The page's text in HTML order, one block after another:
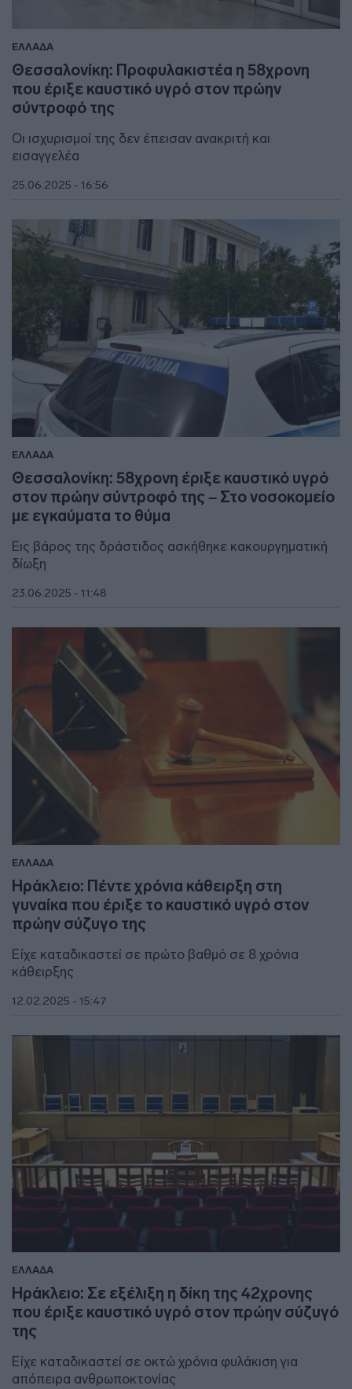
ΕΛΛΑΔΑ
Θεσσαλονίκη: Προφυλακιστέα η 58χρονη
που έριξε καυστικό υγρό στον πρώην
σύντροφό της
Οι ισχυρισμοί της δεν έπεισαν ανακριτή και
εισαγγελέα
25.06.2025 - 16:56
ΕΛΛΑΔΑ
Θεσσαλονίκη: 58χρονη έριξε καυστικό υγρό
στον πρώην σύντροφό της – Στο νοσοκομείο
με εγκαύματα το θύμα
Εις βάρος της δράστιδος ασκήθηκε κακουργηματική
δίωξη
23.06.2025 - 11:48
ΕΛΛΑΔΑ
Ηράκλειο: Πέντε χρόνια κάθειρξη στη
γυναίκα που έριξε το καυστικό υγρό στον
πρώην σύζυγο της
Είχε καταδικαστεί σε πρώτο βαθμό σε 8 χρόνια
κάθειρξης
12.02.2025 - 15:47
ΕΛΛΑΔΑ
Ηράκλειο: Σε εξέλιξη η δίκη της 42χρονης
που έριξε καυστικό υγρό στον πρώην σύζυγό
της
Είχε καταδικαστεί σε οκτώ χρόνια φυλάκιση για
απόπειρα ανθρωποκτονίας